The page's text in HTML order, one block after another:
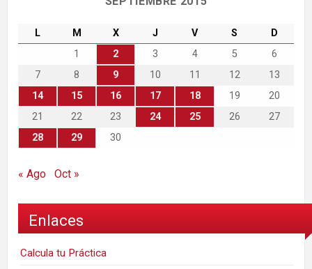
L M X J V S
D
1
2 3 4 5
6
7
8 9 10 11 12
13
14
15 16 17 18 19
20
21
22 23 24 25 26
27
28
29 30
« Ago Oct »
Enlaces
Calcula tu Práctica